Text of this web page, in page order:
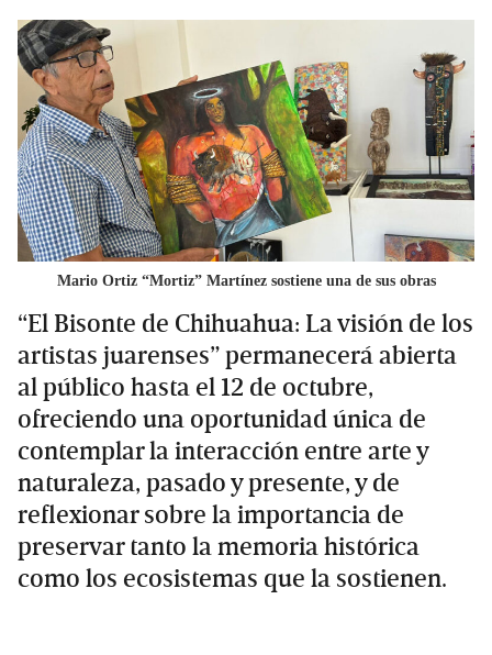
Mario Ortiz “Mortiz” Martínez sostiene una de sus obras
“El Bisonte de Chihuahua: La visión de los
artistas juarenses” permanecerá abierta
al público hasta el 12 de octubre,
ofreciendo una oportunidad única de
contemplar la interacción entre arte y
naturaleza, pasado y presente, y de
reflexionar sobre la importancia de
preservar tanto la memoria histórica
como los ecosistemas que la sostienen.